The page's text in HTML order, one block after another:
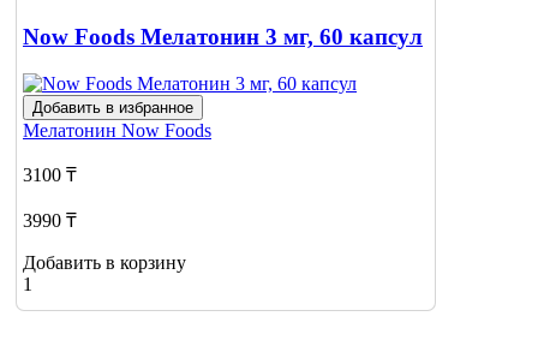
Now Foods Мелатонин 3 мг, 60 капсул
Добавить в избранное
Мелатонин Now Foods
3100 ₸
3990 ₸
Добавить в корзину
1